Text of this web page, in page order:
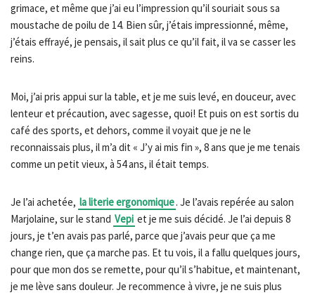
grimace, et même que j’ai eu l’impression qu’il souriait sous sa
moustache de poilu de 14. Bien sûr, j’étais impressionné, même,
j’étais effrayé, je pensais, il sait plus ce qu’il fait, il va se casser les
reins.
Moi, j’ai pris appui sur la table, et je me suis levé, en douceur, avec
lenteur et précaution, avec sagesse, quoi! Et puis on est sortis du
café des sports, et dehors, comme il voyait que je ne le
reconnaissais plus, il m’a dit « J’y ai mis fin », 8 ans que je me tenais
comme un petit vieux, à 54 ans, il était temps.
Je l’ai achetée, la literie ergonomique. Je l’avais repérée au salon
Marjolaine, sur le stand Vepi et je me suis décidé. Je l’ai depuis 8
jours, je t’en avais pas parlé, parce que j’avais peur que ça me
change rien, que ça marche pas. Et tu vois, il a fallu quelques jours,
pour que mon dos se remette, pour qu’il s’habitue, et maintenant,
je me lève sans douleur. Je recommence à vivre, je ne suis plus